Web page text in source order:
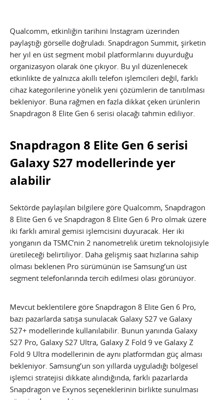
Qualcomm, etkinliğin tarihini Instagram üzerinden
paylaştığı görselle doğruladı. Snapdragon Summit, şirketin
her yıl en üst segment mobil platformlarını duyurduğu
organizasyon olarak öne çıkıyor. Bu yıl düzenlenecek
etkinlikte de yalnızca akıllı telefon işlemcileri değil, farklı
cihaz kategorilerine yönelik yeni çözümlerin de tanıtılması
bekleniyor. Buna rağmen en fazla dikkat çeken ürünlerin
Snapdragon 8 Elite Gen 6 serisi olacağı tahmin ediliyor.
Snapdragon 8 Elite Gen 6 serisi
Galaxy S27 modellerinde yer
alabilir
Sektörde paylaşılan bilgilere göre Qualcomm, Snapdragon
8 Elite Gen 6 ve Snapdragon 8 Elite Gen 6 Pro olmak üzere
iki farklı amiral gemisi işlemcisini duyuracak. Her iki
yonganın da TSMC’nin 2 nanometrelik üretim teknolojisiyle
üretileceği belirtiliyor. Daha gelişmiş saat hızlarına sahip
olması beklenen Pro sürümünün ise Samsung’un üst
segment telefonlarında tercih edilmesi olası görünüyor.
Mevcut beklentilere göre Snapdragon 8 Elite Gen 6 Pro,
bazı pazarlarda satışa sunulacak Galaxy S27 ve Galaxy
S27+ modellerinde kullanılabilir. Bunun yanında Galaxy
S27 Pro, Galaxy S27 Ultra, Galaxy Z Fold 9 ve Galaxy Z
Fold 9 Ultra modellerinin de aynı platformdan güç alması
bekleniyor. Samsung’un son yıllarda uyguladığı bölgesel
işlemci stratejisi dikkate alındığında, farklı pazarlarda
Snapdragon ve Exynos seçeneklerinin birlikte sunulması